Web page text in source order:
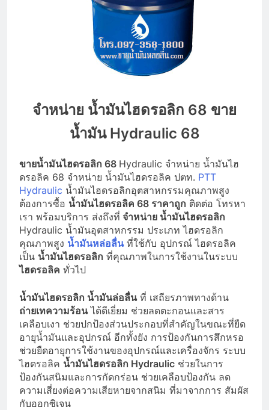
จำหน่าย น้ำมันไฮดรอลิก 68 ขาย
น้ำมัน Hydraulic 68
ขายน้ำมันไฮดรอลิก 68 Hydraulic จำหน่าย น้ำมันไฮ
ดรอลิค 68 จำหน่าย น้ำมันไฮดรอลิค ปตท. PTT
Hydraulic น้ำมันไฮดรอลิกอุตสาหกรรมคุณภาพสูง
ต้องการซื้อ น้ำมันไฮดรอลิค 68 ราคาถูก ติดต่อ โทรหา
เรา พร้อมบริการ ส่งถึงที่ จำหน่าย น้ำมันไฮดรอลิก
Hydraulic น้ำมันอุตสาหกรรม ประเภท ไฮดรอลิก
คุณภาพสูง น้ำมันหล่อลื่นที่ใช้กับ อุปกรณ์ ไฮดรอลิค
เป็น น้ำมันไฮดรอลิก ที่คุณภาพในการใช้งานในระบบ
ไฮดรอลิค ทั่วไป
น้ำมันไฮดรอลิก น้ำมันล่อลื่นที่ เสถียรภาพทางด้าน
ถ่ายเทความร้อนได้ดีเยี่ยม ช่วยลดตะกอนและสาร
เคลือบเงา ช่วยปกป้องส่วนประกอบที่สำคัญในขณะที่ยืด
อายุน้ำมันและอุปกรณ์ อีกทั้งยัง การป้องกันการสึกหรอ
ช่วยยืดอายุการใช้งานของอุปกรณ์และเครื่องจักร ระบบ
ไฮดรอลิค น้ำมันไฮดรอลิก Hydraulic ช่วยในการ
ป้องกันสนิมและการกัดกร่อน ช่วยเคลือบป้องกัน ลด
ความเสี่ยงต่อความเสียหายจากสนิม ที่มาจากการ สัมผัส
กับออกซิเจน